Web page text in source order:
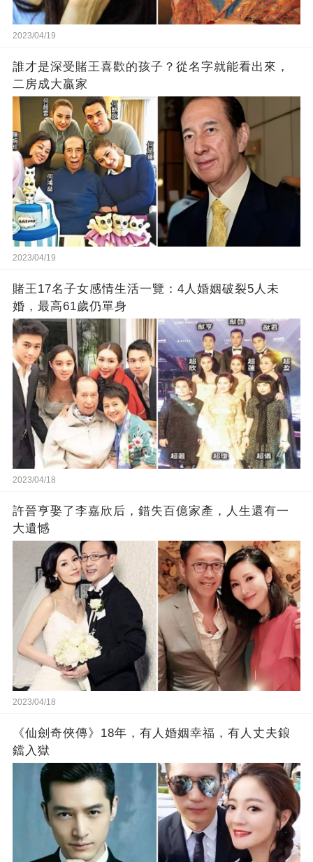
2023/04/19
誰才是深受賭王喜歡的孩子？從名字就能看出來，
二房成大贏家
2023/04/19
賭王17名子女感情生活一覽：4人婚姻破裂5人未
婚，最高61歲仍單身
2023/04/18
許晉亨娶了李嘉欣后，錯失百億家產，人生還有一
大遺憾
2023/04/18
《仙劍奇俠傳》18年，有人婚姻幸福，有人丈夫鋃
鐺入獄